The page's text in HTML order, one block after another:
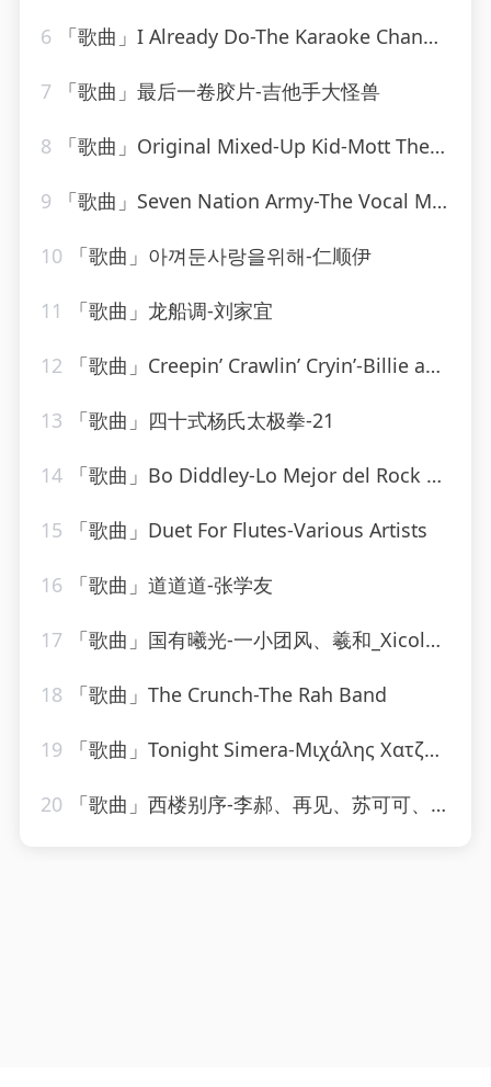
6 「歌曲」I Already Do-The Karaoke Channel
7 「歌曲」最后一卷胶片-吉他手大怪兽
8 「歌曲」Original Mixed-Up Kid-Mott The Hoople
9 「歌曲」Seven Nation Army-The Vocal Masters
10 「歌曲」아껴둔사랑을위해-仁顺伊
11 「歌曲」龙船调-刘家宜
12 「歌曲」Creepin’ Crawlin’ Cryin’-Billie and Lillie
13 「歌曲」四十式杨氏太极拳-21
14 「歌曲」Bo Diddley-Lo Mejor del Rock de los 50
15 「歌曲」Duet For Flutes-Various Artists
16 「歌曲」道道道-张学友
17 「歌曲」国有曦光-一小团风、羲和_Xicole、洵风、之玄、孩子吃嘛找嘛去、公子祸水、颜柒CY、远平新、黄泊霖、浔漪Hazy
18 「歌曲」The Crunch-The Rah Band
19 「歌曲」Tonight Simera-Μιχάλης Χατζηγιάννης
20 「歌曲」西楼别序-李郝、再见、苏可可、圈妹